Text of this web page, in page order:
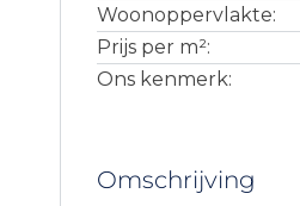
Woonoppervlakte:
Prijs per m²:
Ons kenmerk:
Omschrijving